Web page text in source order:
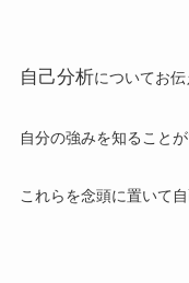
自己分析についてお伝
自分の強みを知ること
これらを念頭に置いて